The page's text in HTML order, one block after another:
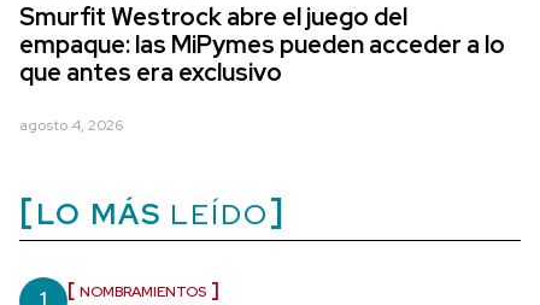
Smurfit Westrock abre el juego del
empaque: las MiPymes pueden acceder a lo
que antes era exclusivo
agosto 4, 2026
LO MÁS LEÍDO
NOMBRAMIENTOS